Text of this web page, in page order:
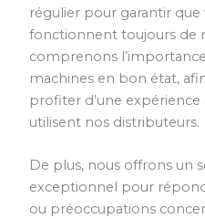
régulier pour garantir
fonctionnent toujours de
comprenons
machines en bon état,
profiter d’une expérience
utilisent nos distributeurs.
De plus, nous offrons un
exceptionnel pour
ou préoccupations